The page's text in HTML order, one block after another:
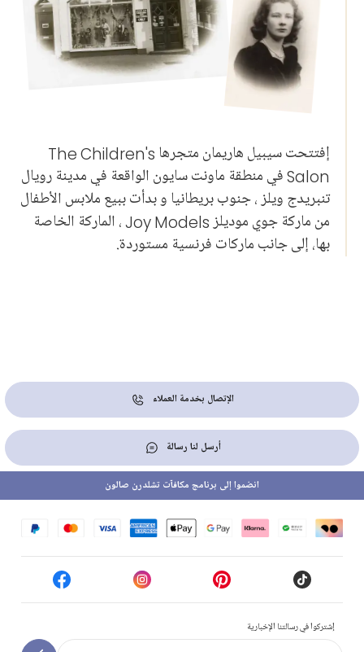
إفتتحت سيبيل هاريمان متجرها The Children's
Salon في منطقة ماونت سايون الواقعة في مدينة رويال
تنبريدج ويلز ، جنوب بريطانيا و بدأت ببيع ملابس الأطفال
من ماركة جوي موديلز Joy Models ، الماركة الخاصة
بها، إلى جانب ماركات فرنسية مستوردة.
الإتصال بخدمة العملاء
أرسل لنا رسالة
إشتركوا في رسالتنا الإخبارية
انضموا إلى برنامج مكافآت تشلدرن صالون